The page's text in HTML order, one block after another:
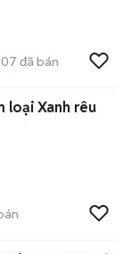
đã bán
loại Xanh rêu